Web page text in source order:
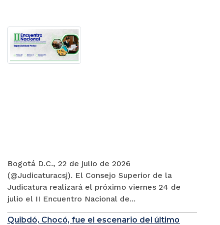
Bogotá D.C., 22 de julio de 2026
(@Judicaturacsj). El Consejo Superior de la
Judicatura realizará el próximo viernes 24 de
julio el II Encuentro Nacional de...
Quibdó, Chocó, fue el escenario del último